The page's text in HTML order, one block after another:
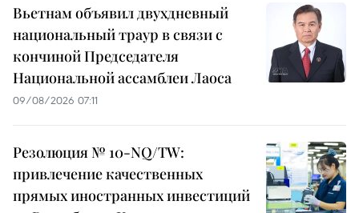
Вьетнам объявил двухдневный
национальный траур в связи с
кончиной Председателя
Национальной ассамблеи Лаоса
09/08/2026 07:11
Резолюция № 10-NQ/TW:
привлечение качественных
прямых иностранных инвестиций